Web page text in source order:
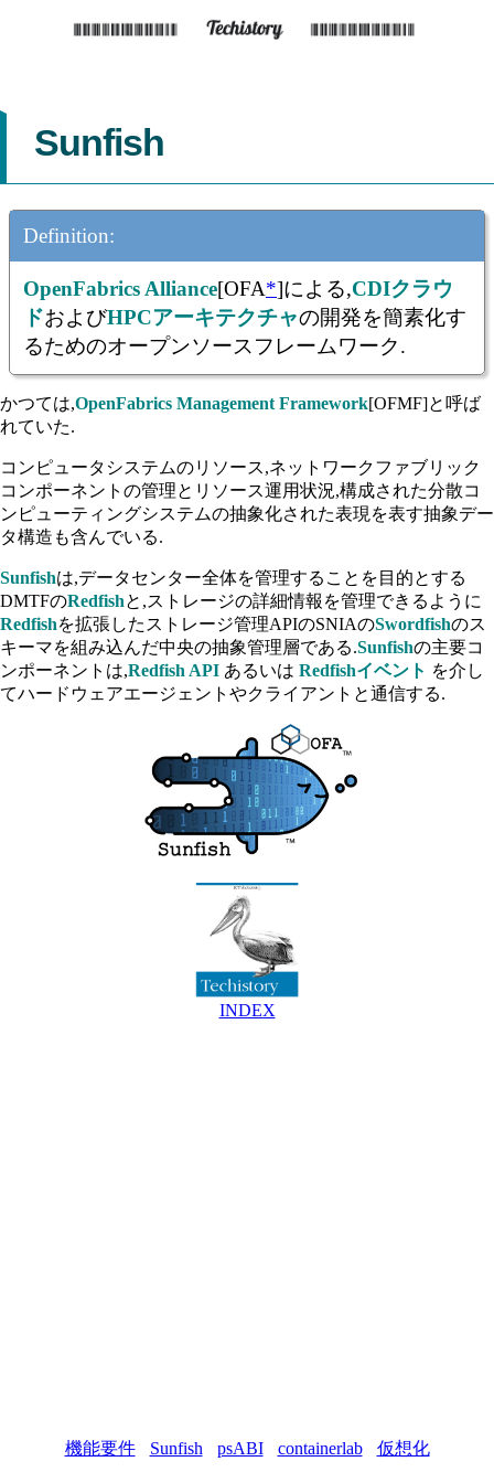
Sunfish
Definition:
OpenFabrics Alliance[OFA*]による,CDIクラウ
ドおよびHPCアーキテクチャの開発を簡素化す
るためのオープンソースフレームワーク.
かつては,OpenFabrics Management Framework[OFMF]と呼ば
れていた.
コンピュータシステムのリソース,ネットワークファブリック
コンポーネントの管理とリソース運用状況,構成された分散コ
ンピューティングシステムの抽象化された表現を表す抽象デー
タ構造も含んでいる.
Sunfishは,データセンター全体を管理することを目的とする
DMTFのRedfishと,ストレージの詳細情報を管理できるように
Redfishを拡張したストレージ管理APIのSNIAのSwordfishのス
キーマを組み込んだ中央の抽象管理層である.Sunfishの主要コ
ンポーネントは,Redfish API あるいは Redfishイベント を介し
てハードウェアエージェントやクライアントと通信する.
INDEX
機能要件- Sunfish psABI- containerlab- 仮想化